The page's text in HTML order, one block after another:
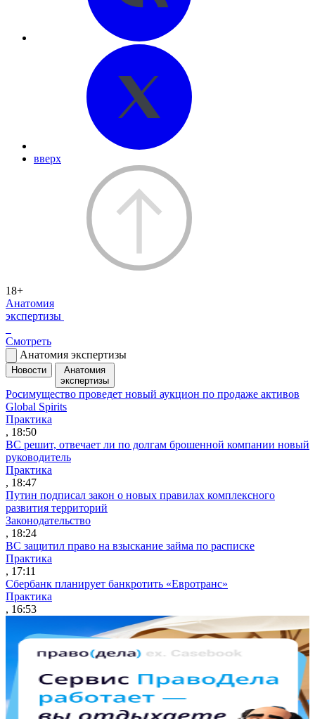
вверх
18+
Анатомия
экспертизы
Смотреть
Анатомия экспертизы
Новости
Анатомия
экспертизы
Росимущество проведет новый аукцион по продаже активов
Global Spirits
Практика
, 18:50
ВС решит, отвечает ли по долгам брошенной компании новый
руководитель
Практика
, 18:47
Путин подписал закон о новых правилах комплексного
развития территорий
Законодательство
, 18:24
ВС защитил право на взыскание займа по расписке
Практика
, 17:11
Сбербанк планирует банкротить «Евротранс»
Практика
, 16:53